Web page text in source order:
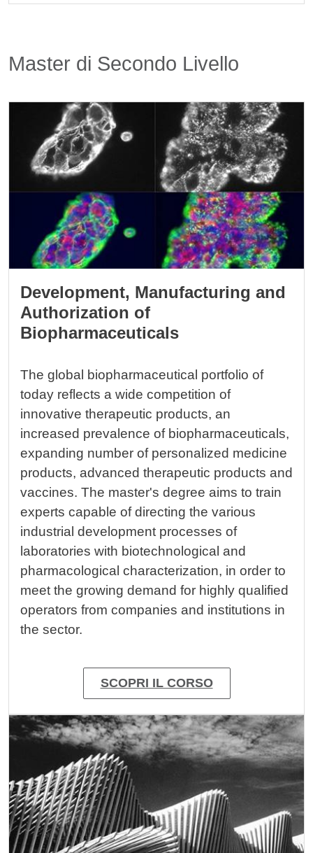
Titolo card wrapper
Master di Secondo Livello
Immagine
Development, Manufacturing and
Authorization of
Biopharmaceuticals
The global biopharmaceutical portfolio of
today reflects a wide competition of
innovative therapeutic products, an
increased prevalence of biopharmaceuticals,
expanding number of personalized medicine
products, advanced therapeutic products and
vaccines. The master's degree aims to train
experts capable of directing the various
industrial development processes of
laboratories with biotechnological and
pharmacological characterization, in order to
meet the growing demand for highly qualified
operators from companies and institutions in
the sector.
SCOPRI IL CORSO
Immagine